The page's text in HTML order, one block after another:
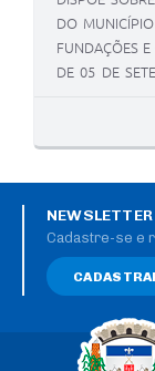
DO
FUNDAÇÕES
DE 05 DE
NEWSLETTER
Cadastre-se e